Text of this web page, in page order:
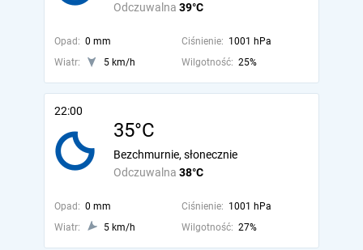
Odczuwalna 39°C
Opad: 0 mm Ciśnienie: 1001 hPa
Wiatr:
5 km/h Wilgotność: 25%
22:00
35°C
Odczuwalna 38°C
Bezchmurnie, słonecznie
Opad: 0 mm Ciśnienie: 1001 hPa
Wiatr:
5 km/h Wilgotność: 27%